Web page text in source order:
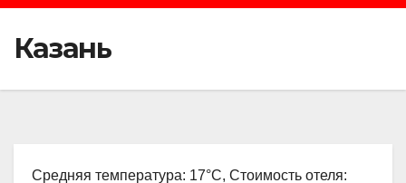
Казань
Средняя температура: 17°C, Стоимость отеля: